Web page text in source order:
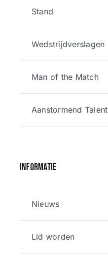
Stand
Wedstrijdverslagen
Man of the Match
Aanstormend Talent
Informatie
Nieuws
Lid worden